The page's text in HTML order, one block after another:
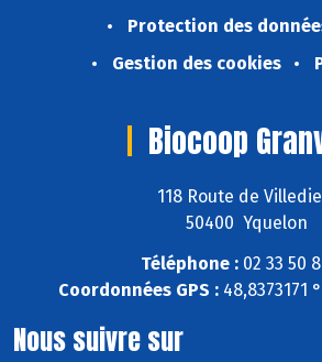
Protection des
Gestion des cookies
Biocoop
118 Route de
50400 Yquelon
Téléphone : 02 33 50
Coordonnées GPS : 48,8373171
Nous suivre sur